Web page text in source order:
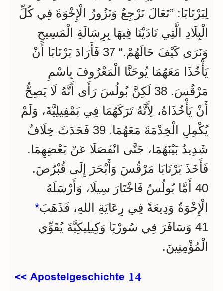
لِبَرْنَابَا: ”تَعَالَ نَرْجِعُ وَنَزُورُ الْإِخْوَةَ فِي كُلِّ
الْبِلَادِ الَّتِي نَادَيْنَا فِيهَا بِرِسَالَةِ الْمَسِيحِ
وَنَرَى كَيْفَ حَالَهُمْ.“ 37 فَأَرَادَ بَرْنَابَا أَنْ
يَأْخُذَا مَعَهُمَا يُوحَنَّا الْمَعْرُوفَ بِاسْمِ
مَرْقُسَ. 38 لَكِنَّ بُولُسَ رَأَى أَنَّهُ لَا يَصِحُّ
أَنْ يَأْخُذَاهُ، لِأَنَّهُ تَرَكَهُمَا فِي بَمْفِيلِيَّةَ، وَلَمْ
يُكْمِلِ الْخِدْمَةَ مَعَهُمَا. 39 فَحَدَثَ خِلَافٌ
شَدِيدٌ بَيْنَهُمَا، حَتَّى انْفَصَلَا عَنْ بَعْضِهِمَا.
فَأَخَذَ بَرْنَابَا مَرْقُسَ وَأَبْحَرَ إِلَى قُبْرُصَ.
40 أَمَّا بُولُسُ فَاخْتَارَ سِيلَا، وَأَرْسَلَهُ
الْإِخْوَةُ وَدِيعَةً فِي رِعَايَةِ اللهِ، فَذَهَبَ*
41 وَسَافَرَ فِي سُورْيَا وَكِيلِيكِيَّةَ يُقَوِّي
الْمُؤْمِنِينَ.
<< Apostelgeschichte 14